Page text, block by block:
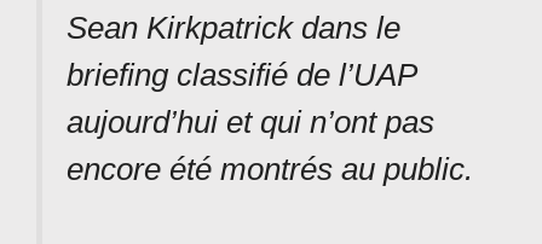
Sean Kirkpatrick dans le
briefing classifié de l’UAP
aujourd’hui et qui n’ont pas
encore été montrés au public.